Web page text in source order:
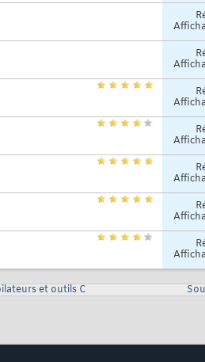
et outils C